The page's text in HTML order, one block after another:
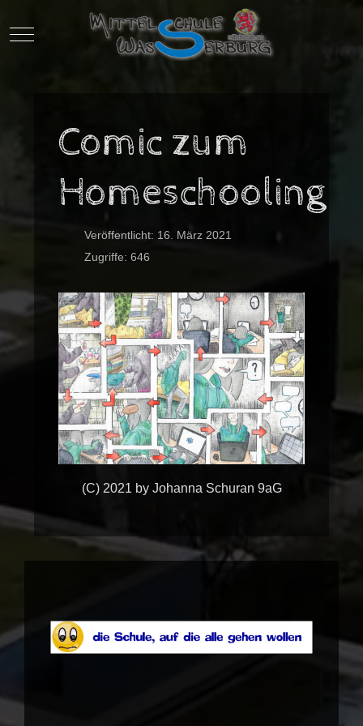
Mobile Menu Toggle
Comic zum
Homeschooling
Veröffentlicht: 16. März 2021
Zugriffe: 646
(C) 2021 by Johanna Schuran 9aG